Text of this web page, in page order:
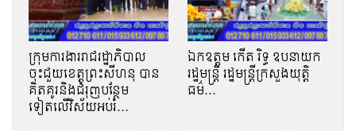
ក្រុមការងាររាជរដ្ឋាភិបាល
ចុះជួយខេត្តព្រះសីហនុ បាន
គិតគូរនិងជំរុញបន្ថែម
ទៀតលើវិស័យអប់រំ…
ឯកឧត្តម កើត រិទ្ធ ឧបនាយក
រដ្ឋមន្ត្រី រដ្ឋមន្ត្រីក្រសួងយុត្តិ
ធម៌…